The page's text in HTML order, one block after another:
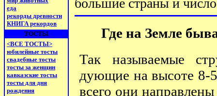
еда
рекорды древности
КНИГА рекордов
ТОСТЫ
<ВСЕ ТОСТЫ>
юбилейные тосты
свадебные тосты
тосты за женщин
кавказские тосты
тосты для дня
рождения
большие страны и число
Где на Земле
Так называемые
дующие на высоте 8-
всего они